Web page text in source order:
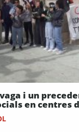
i un
en centres